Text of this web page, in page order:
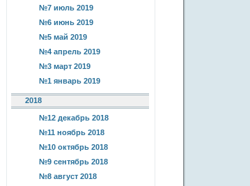
№7 июль 2019
№6 июнь 2019
№5 май 2019
№4 апрель 2019
№3 март 2019
№1 январь 2019
2018
№12 декабрь 2018
№11 ноябрь 2018
№10 октябрь 2018
№9 сентябрь 2018
№8 август 2018